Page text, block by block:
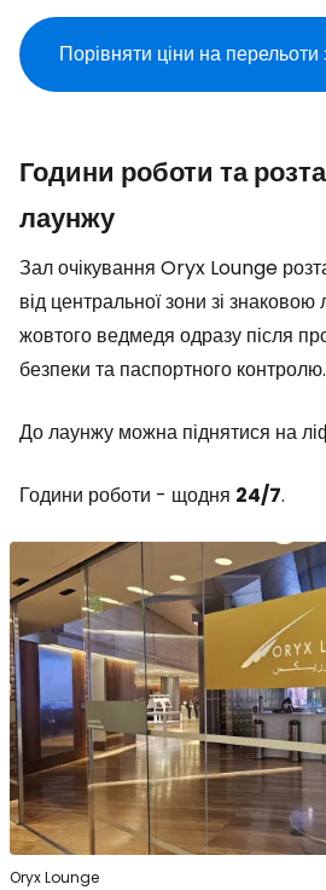
Порівняти ціни на перельоти
Години роботи та
лаунжу
Зал очікування Oryx Lounge
від центральної зони зі
жовтого ведмедя одразу після
безпеки та паспортного контролю.
До лаунжу можна піднятися на
Години роботи - щодня 24/7.
Oryx Lounge